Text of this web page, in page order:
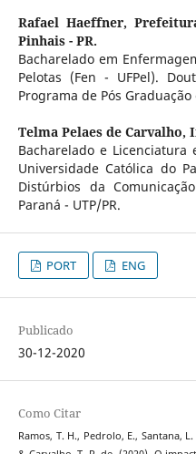
Rafael Haeffner,
Pinhais - PR.
Bacharelado em
Pelotas (Fen - UFPel).
Programa de Pós
Telma Pelaes de Carvalho,
Bacharelado e Licenciatura
Universidade Católica do
Distúrbios da
Paraná - UTP/PR.
PORT ENG
Publicado
30-12-2020
Como Citar
Ramos, T. H., Pedrolo, E., Santana,